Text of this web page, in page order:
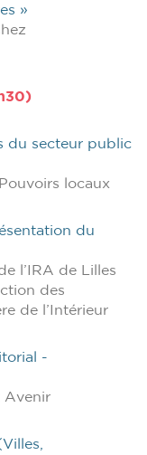
»
du secteur public
locaux
du
l’IRA de Lilles
des
de l’Intérieur
-
Avenir